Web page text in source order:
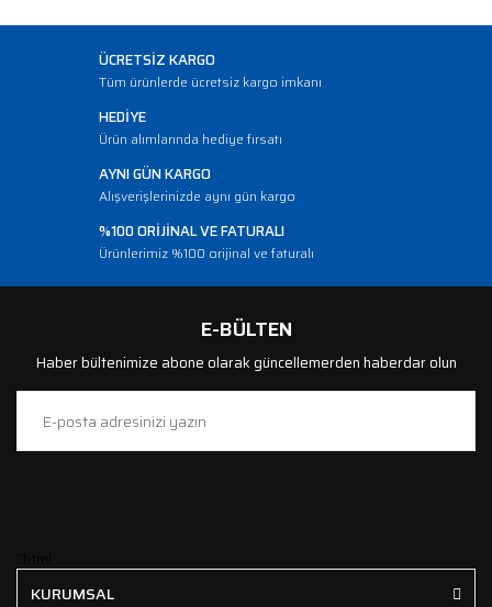
ÜCRETSİZ KARGO
Tüm ürünlerde ücretsiz kargo imkanı
HEDİYE
Ürün alımlarında hediye fırsatı
AYNI GÜN KARGO
Alışverişlerinizde aynı gün kargo
%100 ORİJİNAL VE FATURALI
Ürünlerimiz %100 orijinal ve faturalı
E-BÜLTEN
Haber bültenimize abone olarak güncellemerden haberdar olun
KURUMSAL